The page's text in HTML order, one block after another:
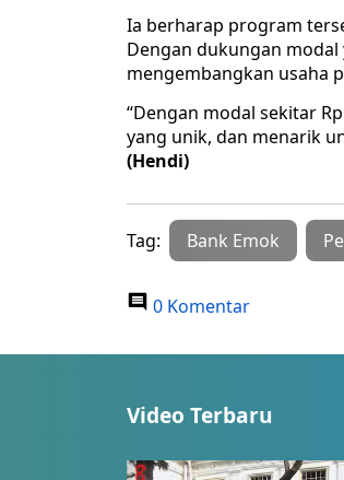
Ia berharap program
Dengan dukungan
mengembangkan usaha
“Dengan modal sekitar
yang unik, dan menarik
(Hendi)
Tag: Bank Emok
0 Komentar
Video Terbaru